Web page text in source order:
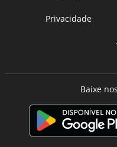
Privacidade
Baixe